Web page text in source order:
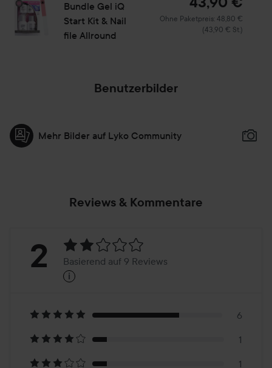
Bundle Gel iQ
Start Kit & Nail
file Allround
Ohne Paketpreis: 48,80 €
(43,90 € St.)
Benutzerbilder
Mehr Bilder auf Lyko Community
Reviews & Kommentare
Bewertung:
Basierend
auf
2 Basierend auf 9 Reviews
i
6
1
1